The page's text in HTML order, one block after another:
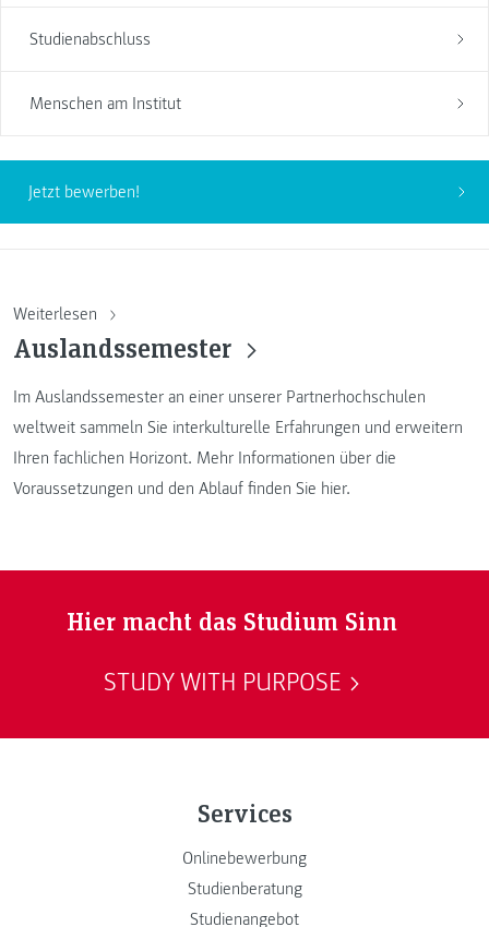
Studienabschluss
Menschen am Institut
Jetzt bewerben!
Weiterlesen
Auslandssemester
Im Auslandssemester an einer unserer Partnerhochschulen
weltweit sammeln Sie interkulturelle Erfahrungen und erweitern
Ihren fachlichen Horizont. Mehr Informationen über die
Voraussetzungen und den Ablauf finden Sie hier.
Hier macht das Studium Sinn
STUDY WITH PURPOSE
Services
Onlinebewerbung
Studienberatung
Studienangebot